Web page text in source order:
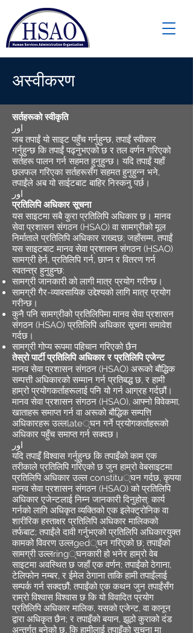
अस्वीकरण
सर्तहरूको स्वीकृति
اور
जब तपाईं यो साइट पहुँच गर्नुहुन्छ, तपाईं स्वीकार
गर्नुहुन्छ कि तपाईं पढ्नुभएको छ र तल वर्णन गरिएको
सर्तहरू पालन गर्न सहमत हुनुहुन्छ। यदि तपाईं यहाँ
छलफल गरिएका सर्तहरूसँग सहमत हुनुहुन्न भने,
तपाईंले अब यो साईटबाट बाहिर निस्कनु पर्छ।
اور
प्रतिलिपि अधिकार सूचना
यस साइटमा सबै कुरा प्रतिलिपि अधिकार छ। मानव
सेवा प्रशासन संगठन (HSAO) वा सामग्रीको मूल
निर्माताले प्रतिलिपि अधिकार राख्दछ; जहाँसम्म, तपाईं
यस साइटबाट मानव सेवा प्रशासन संगठन (HSAO)
सामग्री हेर्न, प्रतिलिपि गर्न, छाप्न र वितरण गर्न
स्वतन्त्र हुनुहुन्छ:
सामग्री जानकारी को लागी मात्र प्रयोग गरीन्छ।
सामग्री गैर-व्यावसायिक उद्देश्यको लागि मात्र प्रयोग
गरीन्छ।
कुनै पनि सामग्रीको प्रतिलिपिमा मानव सेवा प्रशासन
संगठन (HSAO) प्रतिलिपि अधिकार सूचना समावेश
गर्दछ।
सामग्री गोप्य रूपमा पहिचान गरिएको छैन
तेस्रो पार्टी प्रतिलिपि अधिकार र प्रतिलिपि एजेन्ट
मानव सेवा प्रशासन संगठन (HSAO) अरूको बौद्धिक
सम्पत्ती अधिकारको सम्मान गर्न प्रतिबद्ध छ, र हामी
हाम्रो प्रयोगकर्ताहरूलाई पनि यो गर्न आग्रह गर्दछौं।
मानव सेवा प्रशासन संगठन (HSAO), आफ्नो विवेकमा,
खाताहरू समाप्त गर्न वा अरूको बौद्धिक सम्पत्ति
अधिकारहरू उल्लlate्घन गर्ने प्रयोगकर्ताहरूको
अधिकार पहुँच समाप्त गर्न सक्दछ।
اور
यदि तपाइँ विश्वास गर्नुहुन्छ कि तपाइँको काम एक
तरीकाले प्रतिलिपि गरिएको छ जुन हाम्रो वेबसाइटमा
प्रतिलिपि अधिकार उल्ल constitu्घन गर्दछ, कृपया
मानव सेवा प्रशासन संगठन (HSAO) को प्रतिलिपि
अधिकार एजेन्टलाई निम्न जानकारी दिनुहोस्: कार्य
गर्नको लागि अधिकृत व्यक्तिको एक इलेक्ट्रोनिक वा
शारीरिक हस्ताक्षर प्रतिलिपि अधिकार मालिकको
तर्फबाट; तपाईंले दावी गर्नुभएको प्रतिलिपि अधिकारयुक्त
कामको विवरण उल्लged्घन गरिएको छ; तपाइँको
सामग्री उल्लring्घनकारी हो भनेर हाम्रो वेब
साइटमा अवस्थित छ जहाँ एक वर्णन; तपाईंको ठेगाना,
टेलिफोन नम्बर, र ईमेल ठेगाना ताकि हामी तपाईंलाई
सम्पर्क गर्न सक्दछौं; तपाईंको एक कथन जुन तपाईंसँग
राम्रो विश्वास विश्वास छ कि यो विवादित प्रयोग
प्रतिलिपि अधिकार मालिक, यसको एजेन्ट, वा कानून
द्वारा अधिकृत छैन; र तपाइँको बयान, झूठो कुराको दंड
अन्तर्गत बनेको छ, कि हामीलाई तपाइँको सूचना मा